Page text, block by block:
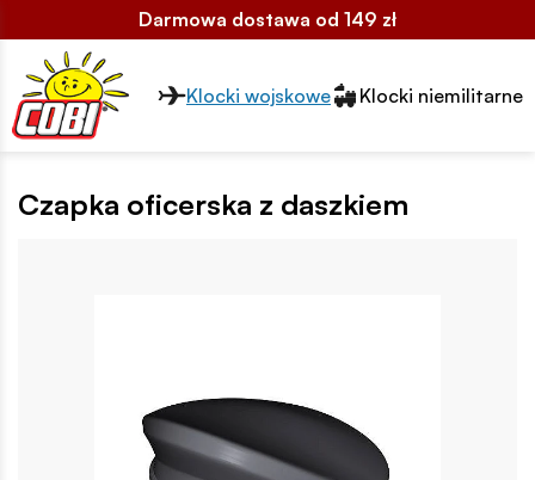
Darmowa dostawa od 149 zł
Przełącznik segmentów2
Klocki wojskowe Klocki niemilitarne
Czapka oficerska z daszkiem